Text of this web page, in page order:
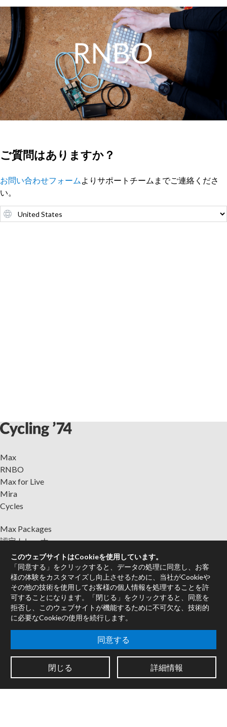
ご質問はありますか？
お問い合わせフォーム よりサポートチームまでご連絡くださ
い。
Max
RNBO
Max for Live
Mira
Cycles
Max Packages
認定トレーナー
書籍
販売代理店
フォーラム
会社情報
採用情報
システムの状態
ニュースレターに登録して、Cycling '74からの最新情報をご入
手ください。
このウェブサイトはCookieを使用しています。
「同意する」をクリックすると、データの処理に同意し、お客
様の体験をカスタマイズし向上させるために、当社がCookieや
その他の技術を使用してお客様の個人情報を処理することを許
可することになります。「閉じる」をクリックすると、同意を
拒否し、このウェブサイトが機能するために不可欠な、技術的
に必要なCookieの使用を続行します。
同意する
閉じる 詳細情報